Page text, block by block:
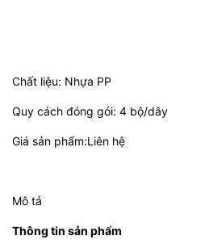
Chất liệu: Nhựa PP
Quy cách đóng gói: 4 bộ/dây
Giá sản phẩm:Liên hệ
Mô tả
Thông tin sản phẩm